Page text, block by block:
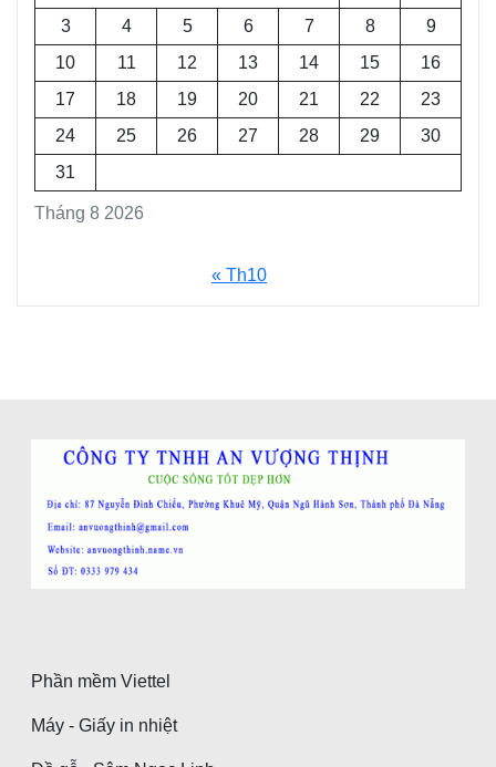
Tháng 8 2026
3
4 5 6 7 8
9
10
11 12 13 14 15
16
17
18 19 20 21 22
23
24
25 26 27 28 29
30
31
« Th10
Phần mềm Viettel
Máy - Giấy in nhiệt